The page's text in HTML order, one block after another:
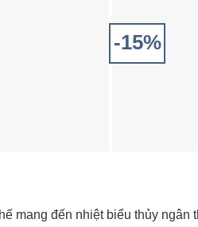
-15%
mang đến nhiệt biểu thủy